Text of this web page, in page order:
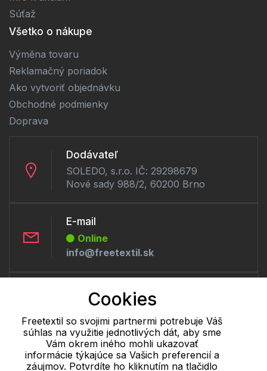
Súťaž
Všetko o nákupe
Výměna tovaru
Reklamačný poriadok
Ako vytvoriť objednávku
Obchodné podmienky
Doprava
Dodávateľ
SOLEDO, s.r.o. IČ: 29298679
Nové sady 988/2, 60200 Brno
E-mail
Online
info@freetextil.sk
Telefón:
Offline
+421 277 270 056
Cookie - podrobné nastavenie| Ďalšie informácie|Spracovanie
Cookies
Freetextil so svojimi partnermi potrebuje Váš
súhlas na využitie jednotlivých dát, aby sme
Vám okrem iného mohli ukazovať
informácie týkajúce sa Vašich preferencií a
záujmov. Potvrdíte ho kliknutím na tlačidlo